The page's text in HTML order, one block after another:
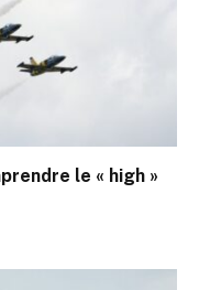
le « high »